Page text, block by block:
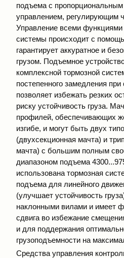
подъема с
управлением, регулирующим
Управление всеми функциями
системы происходит с
гарантирует аккуратное и
грузом. Подъемное
комплексной тормозной
постепенного замедления
позволяет избежать резких
риску устойчивость груза.
профилей, обеспечивающих
изгибе, и могут быть двух
(двухсекционная мачта) и
мачта) с большим полным
диапазоном подъема
использована тормозная
подъема для линейного
(улучшает устойчивость
наклонными вилами и имеет
сдвига во избежание
и для поддержания
грузоподъемности на
Средства управления